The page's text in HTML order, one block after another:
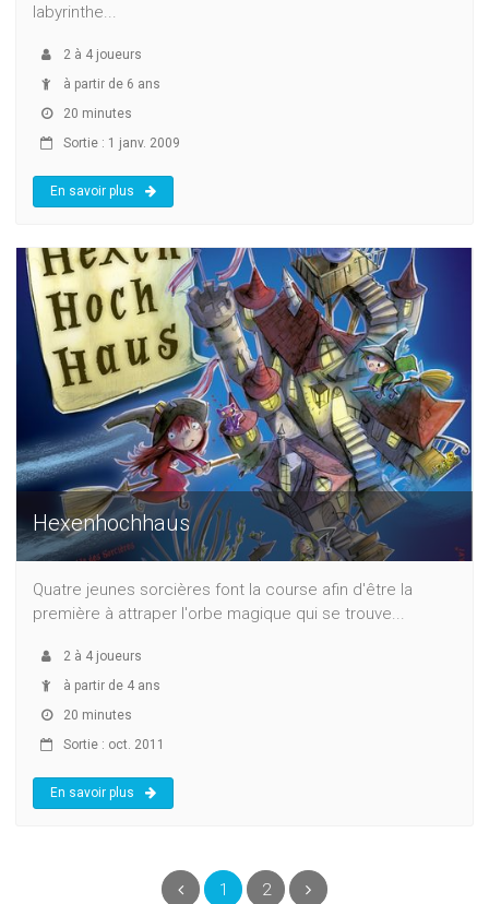
labyrinthe...
2 à 4 joueurs
à partir de 6 ans
20 minutes
Sortie : 1 janv. 2009
En savoir plus
Hexenhochhaus
Quatre jeunes sorcières font la course afin d'être la
première à attraper l'orbe magique qui se trouve...
2 à 4 joueurs
à partir de 4 ans
20 minutes
Sortie : oct. 2011
En savoir plus
Précédent
1 (current)
2 Suivant